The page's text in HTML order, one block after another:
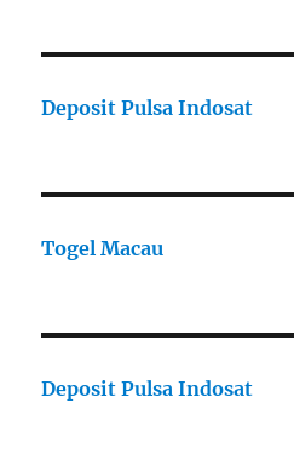
Deposit Pulsa Indosat
Togel Macau
Deposit Pulsa Indosat